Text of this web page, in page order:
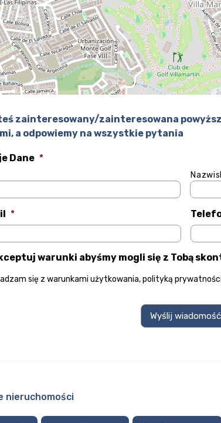
zainteresowany/zainteresowana
a odpowiemy na wszystkie pytania
Dane *
*
warunki abyśmy mogli się z Tobą
się z warunkami użytkowania,polityką prywatności
nieruchomości